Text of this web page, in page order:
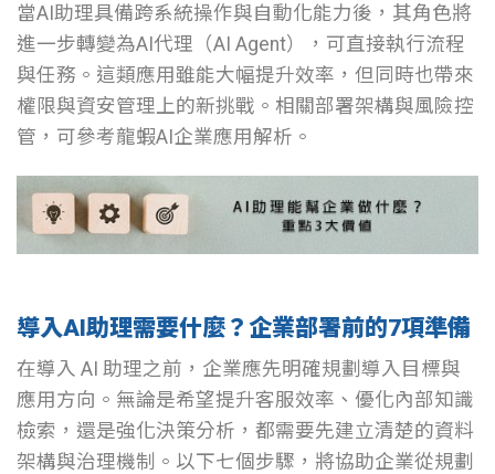
當AI助理具備跨系統操作與自動化能力後，其角色將
進一步轉變為AI代理（AI Agent），可直接執行流程
與任務。這類應用雖能大幅提升效率，但同時也帶來
權限與資安管理上的新挑戰。相關部署架構與風險控
管，可參考龍蝦AI企業應用解析。
導入AI助理需要什麼？企業部署前的7項準備
在導入 AI 助理之前，企業應先明確規劃導入目標與
應用方向。無論是希望提升客服效率、優化內部知識
檢索，還是強化決策分析，都需要先建立清楚的資料
架構與治理機制。以下七個步驟，將協助企業從規劃